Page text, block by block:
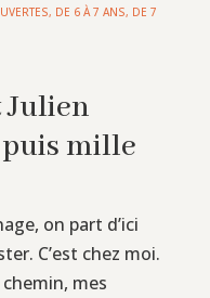
, DE 6 À 7 ANS, DE 7
Julien
puis mille
on part d’ici
C’est chez moi.
mes